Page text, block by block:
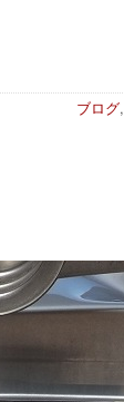
ブログ,